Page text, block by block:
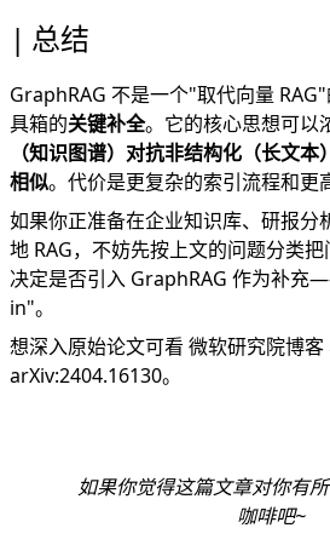
总结
GraphRAG 不是一个"取代向量
具箱的关键补全。它的核心思想可以
（知识图谱）对抗非结构化（长文
相似。代价是更复杂的索引流程和更
如果你正准备在企业知识库、研报分
地 RAG，不妨先按上文的问题分类
决定是否引入 GraphRAG 作为补充
in"。
想深入原始论文可看 微软研究院博客
arXiv:2404.16130。
如果你觉得这篇文章对你有
咖啡吧~